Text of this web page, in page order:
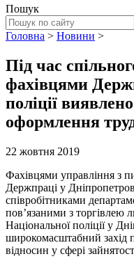
Пошук
Головна > Новини >
Під час
фахівцями
поліції
оформлення
22 жовтня 2019
Фахівцями управління з
Держпраці у
співробітниками
пов’язаними з торгівлею
Національної поліції у
широкомасштабний захід
відносин у сфері